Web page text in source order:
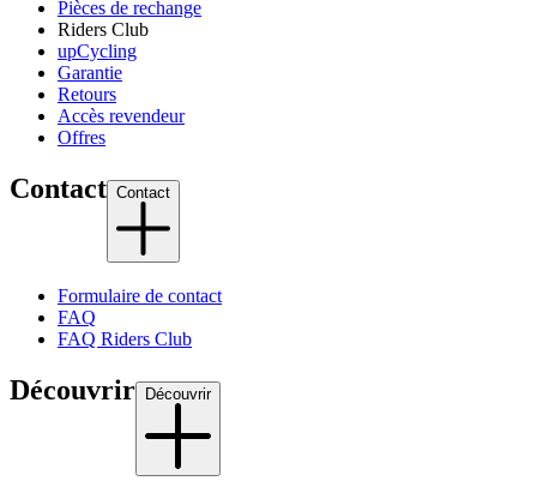
Pièces de rechange
Riders Club
upCycling
Garantie
Retours
Accès revendeur
Offres
Contact Contact
Formulaire de contact
FAQ
FAQ Riders Club
Découvrir Découvrir